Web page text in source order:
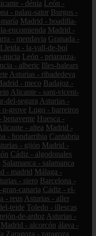
- dénia León -
- palau-sator Burgos -
Madrid - boadilla-
encomienda Madrid -
- mendavia Granada -
Lleida - la-vall-de-boí
nucia León - priaranza-
- alberic Illes-balears
Asturias - ribadedeva
- meco Badajoz -
Alicante - sant-vicent-
del-segura Asturias -
o-grove Lugo - barreiros
benavente Huesca -
- altea Madrid -
- hondarribia Cantabria
- gijón Madrid -
Cádiz - algodonales
Salamanca - salamanca
- madrid Málaga -
- siero Barcelona -
gran-canaria Cádiz - el-
- reus Asturias - aller
teide Toledo - illescas
de-ardoz Asturias -
Madrid - alcorcón álava -
Zaragoza - zaragoza